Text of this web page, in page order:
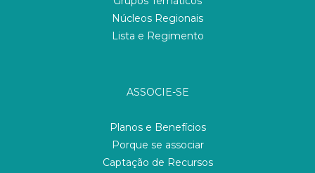
Núcleos Regionais
Lista e Regimento
ASSOCIE-SE
Planos e Benefícios
Porque se associar
Captação de Recursos